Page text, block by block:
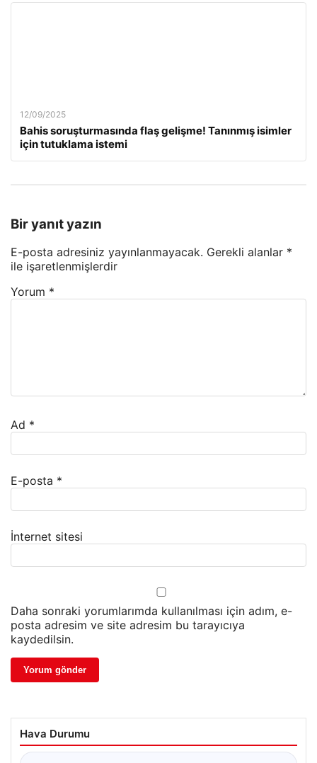
12/09/2025
Bahis soruşturmasında flaş gelişme! Tanınmış isimler
için tutuklama istemi
Bir yanıt yazın
E-posta adresiniz yayınlanmayacak. Gerekli alanlar *
ile işaretlenmişlerdir
Yorum *
Ad *
E-posta *
İnternet sitesi
Daha sonraki yorumlarımda kullanılması için adım, e-
posta adresim ve site adresim bu tarayıcıya
kaydedilsin.
Hava Durumu